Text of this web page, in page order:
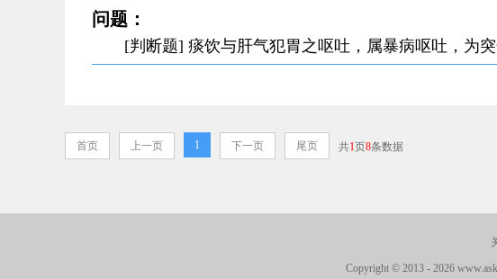
问题：
[判断题] 痰饮与肝气犯胃之呕吐，属暴病呕吐，为突
首页 上一页 1 下一页 尾页 共1页8条数据
Copyright © 2013 - 2026